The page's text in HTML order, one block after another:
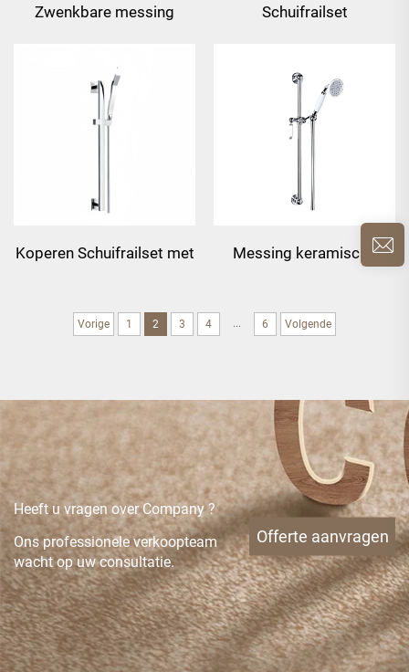
Zwenkbare messing
Schuifrailset
Koperen Schuifrailset met
Messing keramische
flexibele slang
Vorige 1 2 3 4 ... 6 Volgende
Heeft u vragen over Company ?
Ons professionele verkoopteam
wacht op uw consultatie.
Offerte aanvragen